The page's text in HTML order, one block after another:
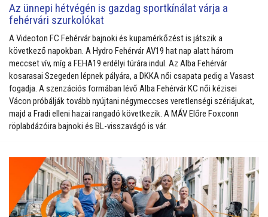
Az ünnepi hétvégén is gazdag sportkínálat várja a
fehérvári szurkolókat
A Videoton FC Fehérvár bajnoki és kupamérkőzést is játszik a
következő napokban. A Hydro Fehérvár AV19 hat nap alatt három
meccset vív, míg a FEHA19 erdélyi túrára indul. Az Alba Fehérvár
kosarasai Szegeden lépnek pályára, a DKKA női csapata pedig a Vasast
fogadja. A szenzációs formában lévő Alba Fehérvár KC női kézisei
Vácon próbálják tovább nyújtani négymeccses veretlenségi szériájukat,
majd a Fradi elleni hazai rangadó következik. A MÁV Előre Foxconn
röplabdázóira bajnoki és BL-visszavágó is vár.